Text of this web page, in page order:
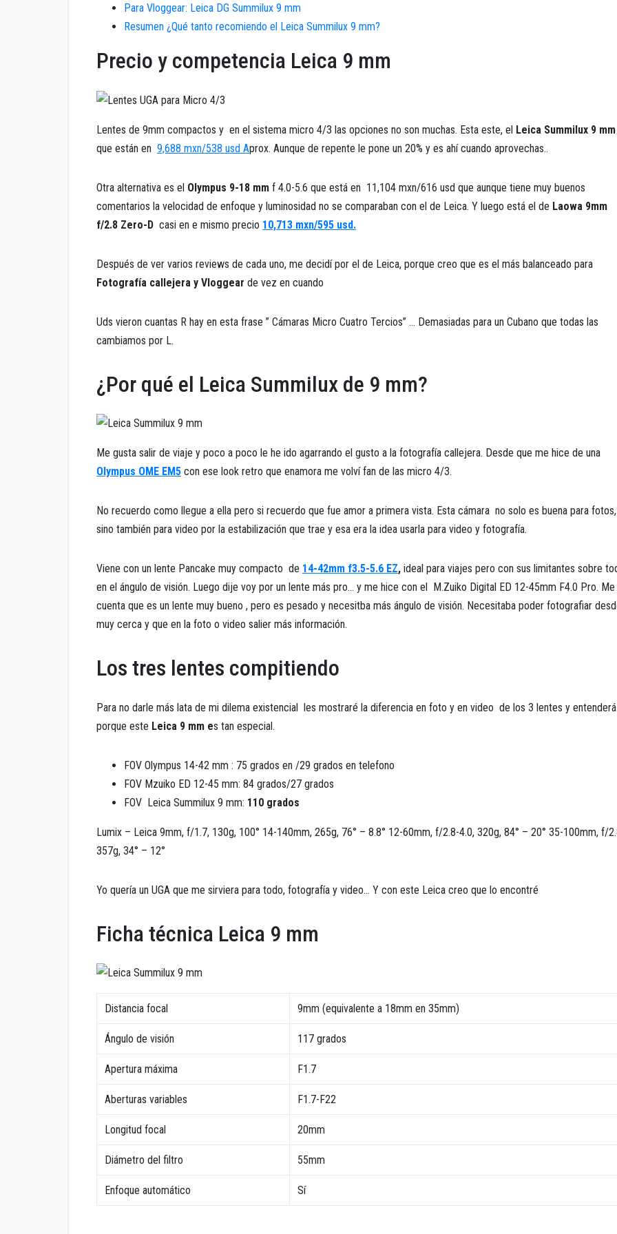
Para Vloggear: Leica DG Summilux 9 mm
Resumen ¿Qué tanto recomiendo el Leica Summilux 9 mm?
Precio y competencia Leica 9 mm
Lentes de 9mm compactos y en el sistema micro 4/3 las opciones no son muchas. Esta este, el Leica Summilux 9 mm
que están en 9,688 mxn/538 usd Aprox. Aunque de repente le pone un 20% y es ahí cuando aprovechas..
Otra alternativa es el Olympus 9-18 mm f 4.0-5.6 que está en 11,104 mxn/616 usd que aunque tiene muy buenos
comentarios la velocidad de enfoque y luminosidad no se comparaban con el de Leica. Y luego está el de Laowa 9mm
f/2.8 Zero-D casi en e mismo precio 10,713 mxn/595 usd.
Después de ver varios reviews de cada uno, me decidí por el de Leica, porque creo que es el más balanceado para
Fotografía callejera y Vloggear de vez en cuando
Uds vieron cuantas R hay en esta frase ” Cámaras Micro Cuatro Tercios” … Demasiadas para un Cubano que todas las
cambiamos por L.
¿Por qué el Leica Summilux de 9 mm?
Me gusta salir de viaje y poco a poco le he ido agarrando el gusto a la fotografía callejera. Desde que me hice de una
Olympus OME EM5 con ese look retro que enamora me volví fan de las micro 4/3.
No recuerdo como llegue a ella pero si recuerdo que fue amor a primera vista. Esta cámara no solo es buena para fotos,
sino también para video por la estabilización que trae y esa era la idea usarla para video y fotografía.
Viene con un lente Pancake muy compacto de 14-42mm f3.5-5.6 EZ, ideal para viajes pero con sus limitantes sobre
en el ángulo de visión. Luego dije voy por un lente más pro… y me hice con el M.Zuiko Digital ED 12-45mm F4.0 Pro.
cuenta que es un lente muy bueno , pero es pesado y necesitba más ángulo de visión. Necesitaba poder fotografiar
muy cerca y que en la foto o video salier más información.
Los tres lentes compitiendo
Para no darle más lata de mi dilema existencial les mostraré la diferencia en foto y en video de los 3 lentes y entenderá
porque este Leica 9 mm es tan especial.
FOV Olympus 14-42 mm : 75 grados en /29 grados en telefono
FOV Mzuiko ED 12-45 mm: 84 grados/27 grados
FOV Leica Summilux 9 mm: 110 grados
Lumix – Leica 9mm, f/1.7, 130g, 100° 14-140mm, 265g, 76° – 8.8° 12-60mm, f/2.8-4.0, 320g, 84° – 20° 35-100mm, f/
357g, 34° – 12°
Yo quería un UGA que me sirviera para todo, fotografía y video… Y con este Leica creo que lo encontré
Ficha técnica Leica 9 mm
Distancia focal 9mm (equivalente a 18mm en 35mm)
Ángulo de visión 117 grados
Apertura máxima F1.7
Aberturas variables F1.7-F22
Longitud focal 20mm
Diámetro del filtro 55mm
Enfoque automático Sí